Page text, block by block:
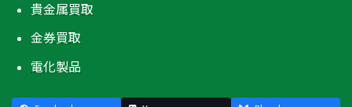
貴金属買取
金券買取
電化製品